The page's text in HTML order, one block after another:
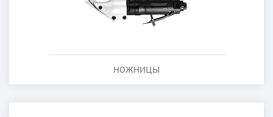
НОЖНИЦЫ